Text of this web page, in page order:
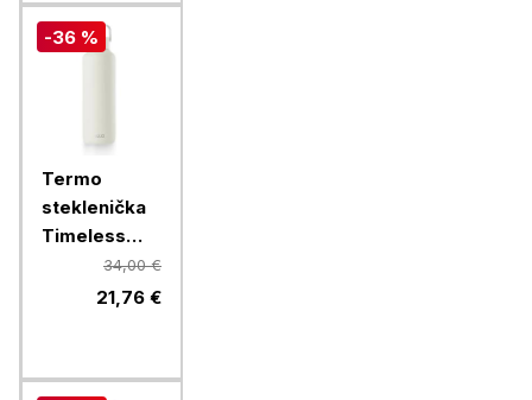
-36 %
Termo
steklenička
Timeless
Equa, 600
ml, bela
34,00 €
21,76 €